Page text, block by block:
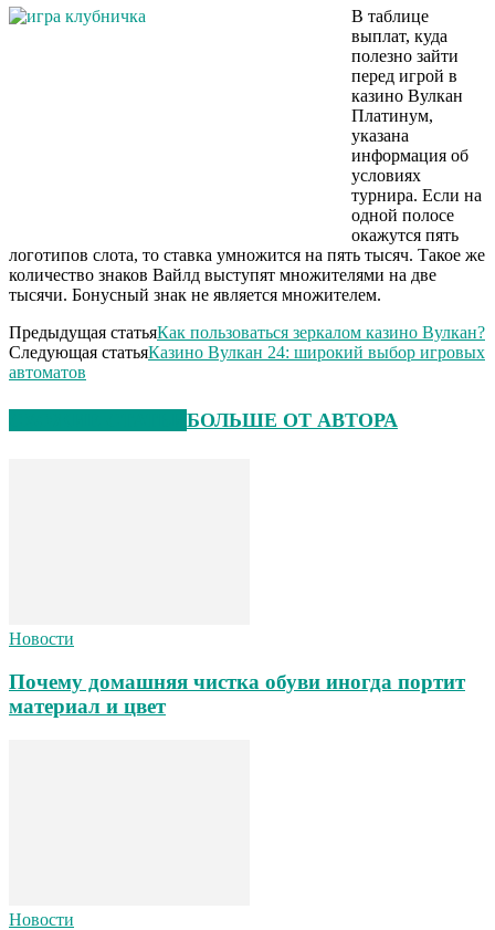
В таблице
выплат, куда
полезно зайти
перед игрой в
казино Вулкан
Платинум,
указана
информация об
условиях
турнира. Если на
одной полосе
окажутся пять
логотипов слота, то ставка умножится на пять тысяч. Такое же
количество знаков Вайлд выступят множителями на две
тысячи. Бонусный знак не является множителем.
Предыдущая статьяКак пользоваться зеркалом казино Вулкан?
Следующая статьяКазино Вулкан 24: широкий выбор игровых
автоматов
БОЛЬШЕ ОТ АВТОРА
Новости
Почему домашняя чистка обуви иногда портит
материал и цвет
Новости